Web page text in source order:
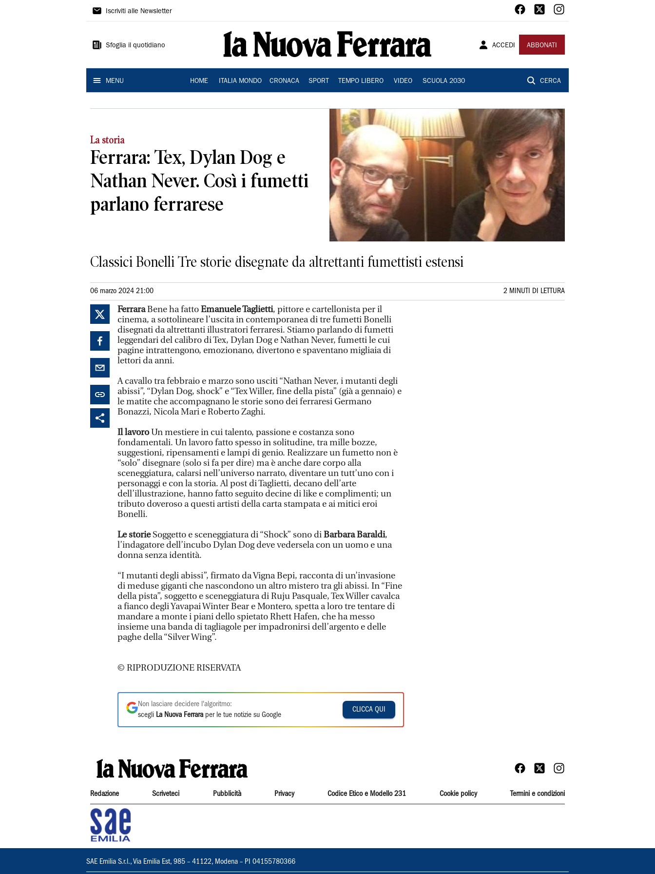
La
Ferrara
Iscriviti alle Newsletter
Sfoglia il quotidiano ACCEDI ABBONATI
MENU HOME ITALIA MONDO CRONACA SPORT TEMPO LIBERO VIDEO SCUOLA 2030 CERCA
La storia
Ferrara: Tex, Dylan Dog e
Nathan Never. Così i fumetti
parlano ferrarese
Classici Bonelli Tre storie disegnate da altrettanti fumettisti estensi
06 marzo 2024 21:00 2 MINUTI DI LETTURA
FerraraBene ha fattoEmanuele Taglietti, pittore e cartellonista per il
cinema, a sottolineare l’uscita in contemporanea di tre fumetti Bonelli
disegnati da altrettanti illustratori ferraresi. Stiamo parlando di fumetti
leggendari del calibro di Tex, Dylan Dog e Nathan Never, fumetti le cui
pagine intrattengono, emozionano, divertono e spaventano migliaia di
lettori da anni.
A cavallo tra febbraio e marzo sono usciti “Nathan Never, i mutanti degli
abissi”, “Dylan Dog, shock” e “Tex Willer, fine della pista” (già a gennaio) e
le matite che accompagnano le storie sono dei ferraresi Germano
Bonazzi, Nicola Mari e Roberto Zaghi.
Il lavoroUn mestiere in cui talento, passione e costanza sono
fondamentali. Un lavoro fatto spesso in solitudine, tra mille bozze,
suggestioni, ripensamenti e lampi di genio. Realizzare un fumetto non è
“solo” disegnare (solo si fa per dire) ma è anche dare corpo alla
sceneggiatura, calarsi nell’universo narrato, diventare un tutt’uno con i
personaggi e con la storia. Al post di Taglietti, decano dell’arte
dell’illustrazione, hanno fatto seguito decine di like e complimenti; un
tributo doveroso a questi artisti della carta stampata e ai mitici eroi
Bonelli.
Le storieSoggetto e sceneggiatura di “Shock” sono diBarbara Baraldi,
l’indagatore dell’incubo Dylan Dog deve vedersela con un uomo e una
donna senza identità.
“I mutanti degli abissi”, firmato da Vigna Bepi, racconta di un’invasione
di meduse giganti che nascondono un altro mistero tra gli abissi. In “Fine
della pista”, soggetto e sceneggiatura di Ruju Pasquale, Tex Willer cavalca
a fianco degli Yavapai Winter Bear e Montero, spetta a loro tre tentare di
mandare a monte i piani dello spietato Rhett Hafen, che ha messo
insieme una banda di tagliagole per impadronirsi dell’argento e delle
paghe della “Silver Wing”.
© RIPRODUZIONE RISERVATA
Non lasciare decidere l'algoritmo:
scegli La Nuova Ferrara per le tue notizie su Google
CLICCA QUI
Redazione Scriveteci Pubblicità Privacy Codice Etico e Modello 231 Cookie policy Termini e condizioni
SAE Emilia S.r.l., Via Emilia Est, 985 – 41122, Modena – PI 04155780366